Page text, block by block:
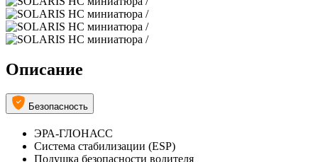
Описание
Безопасность
ЭРА-ГЛОНАСС
Система стабилизации (ESP)
Подушка безопасности водителя